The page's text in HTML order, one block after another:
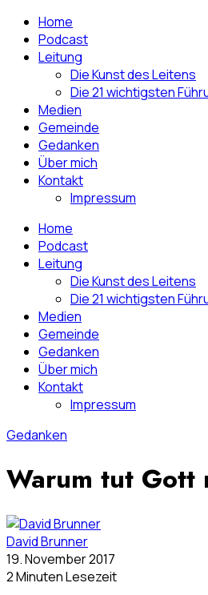
Home
Podcast
Leitung
Die Kunst des Leitens
Die 21 wichtigsten
Medien
Gemeinde
Gedanken
Über mich
Kontakt
Impressum
Home
Podcast
Leitung
Die Kunst des Leitens
Die 21 wichtigsten
Medien
Gemeinde
Gedanken
Über mich
Kontakt
Impressum
Gedanken
Warum tut Gott
David Brunner
19. November 2017
2 Minuten Lesezeit